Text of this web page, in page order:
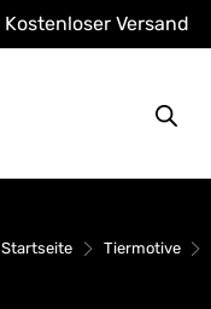
Kostenloser Versand
Startseite Tiermotive